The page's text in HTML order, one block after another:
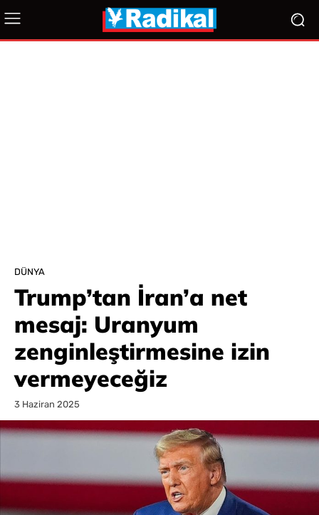
DÜNYA
Trump’tan İran’a net
mesaj: Uranyum
zenginleştirmesine izin
vermeyeceğiz
3 Haziran 2025